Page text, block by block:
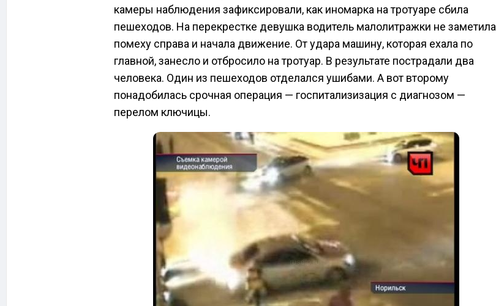
камеры наблюдения зафиксировали, как иномарка на тротуаре сбила
пешеходов. На перекрестке девушка водитель малолитражки не заметила
помеху справа и начала движение. От удара машину, которая ехала по
главной, занесло и отбросило на тротуар. В результате пострадали два
человека. Один из пешеходов отделался ушибами. А вот второму
понадобилась срочная операция — госпитализизация с диагнозом —
перелом ключицы.